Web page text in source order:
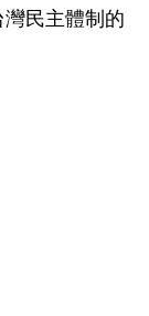
民主體制的